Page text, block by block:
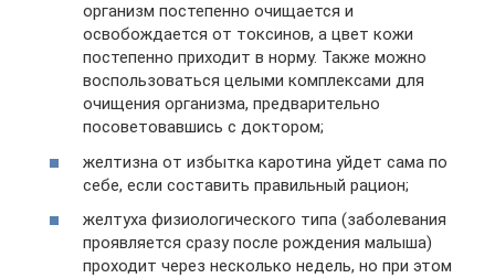
организм постепенно очищается и
освобождается от токсинов, а цвет кожи
постепенно приходит в норму. Также можно
воспользоваться целыми комплексами для
очищения организма, предварительно
посоветовавшись с доктором;
желтизна от избытка каротина уйдет сама по
себе, если составить правильный рацион;
желтуха физиологического типа (заболевания
проявляется сразу после рождения малыша)
проходит через несколько недель, но при этом